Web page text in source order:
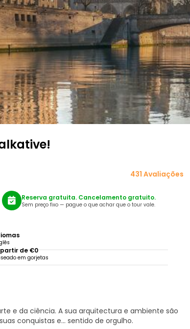
431 Avaliações
de €0
em gorjetas
Reserva gratuita. Cancelamento gratuito.
Sem preço fixo — pague o que achar que o tour vale.
e da ciência. A sua arquitectura e ambiente são
conquistas e... sentido de orgulho.